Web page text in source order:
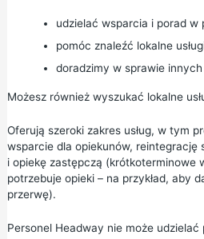
udzielać wsparcia i porad w
pomóc znaleźć lokalne
doradzimy w sprawie innych
Możesz również wyszukać lokalne
Oferują szeroki zakres usług, w tym
wsparcie dla opiekunów, reintegrację
i opiekę zastępczą (krótkoterminowe
potrzebuje opieki – na przykład, aby
przerwę).
Personel Headway nie może